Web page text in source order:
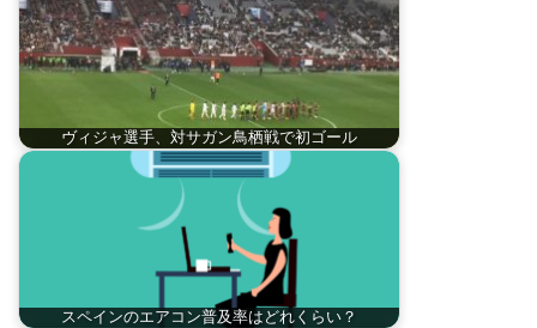
ヴィジャ選手、対サガン鳥栖戦で初ゴール
スペインのエアコン普及率はどれくらい？